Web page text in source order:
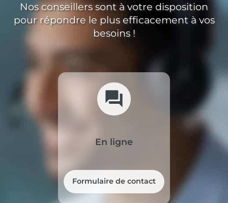
Nos conseillers sont à votre disposition
pour répondre le plus efficacement à vos
besoins !
forum
En ligne
Formulaire de contact